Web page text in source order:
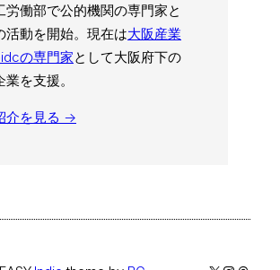
労働部で公的機関の専門家と
活動を開始。現在は大阪産業
の専門家として大阪府下の
を支援。
介を見る →